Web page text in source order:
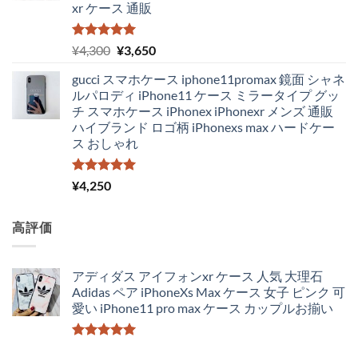
xr ケース 通販
5段階中
5.00
の評価
¥4,300 元
価
格
は
¥4,300
で
し
¥3,650現
の
価
格
は
gucci スマホケース iphone11promax 鏡面 シャネ
ルパロディ iPhone11 ケース ミラータイプ グッ
チ スマホケース iPhonex iPhonexr メンズ 通販
ハイブランド ロゴ柄 iPhonexs max ハードケー
ス おしゃれ
5段階中
5.00
¥4,250
高評価
アディダス アイフォンxr ケース 人気 大理石
Adidas ペア iPhoneXs Max ケース 女子 ピンク 可
愛い iPhone11 pro max ケース カップルお揃い